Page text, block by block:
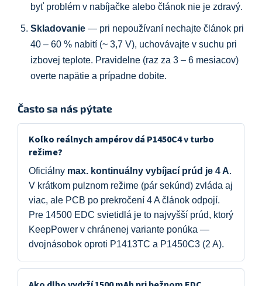
byť problém v nabíjačke alebo článok nie je zdravý.
Skladovanie — pri nepoužívaní nechajte článok pri
40 – 60 % nabití (~ 3,7 V), uchovávajte v suchu pri
izbovej teplote. Pravidelne (raz za 3 – 6 mesiacov)
overte napätie a prípadne dobite.
Často sa nás pýtate
Koľko reálnych ampérov dá P1450C4 v turbo
režime?
Oficiálny max. kontinuálny vybíjací prúd je 4 A.
V krátkom pulznom režime (pár sekúnd) zvláda aj
viac, ale PCB po prekročení 4 A článok odpojí.
Pre 14500 EDC svietidlá je to najvyšší prúd, ktorý
KeepPower v chránenej variante ponúka —
dvojnásobok oproti P1413TC a P1450C3 (2 A).